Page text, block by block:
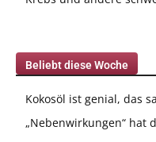
Beliebt diese Woche
Kokosöl ist genial, das
„Nebenwirkungen“ hat